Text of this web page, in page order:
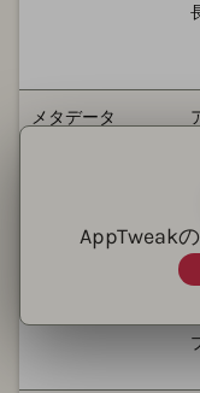
メタデータ
ビジュアルアセット
AppTweak